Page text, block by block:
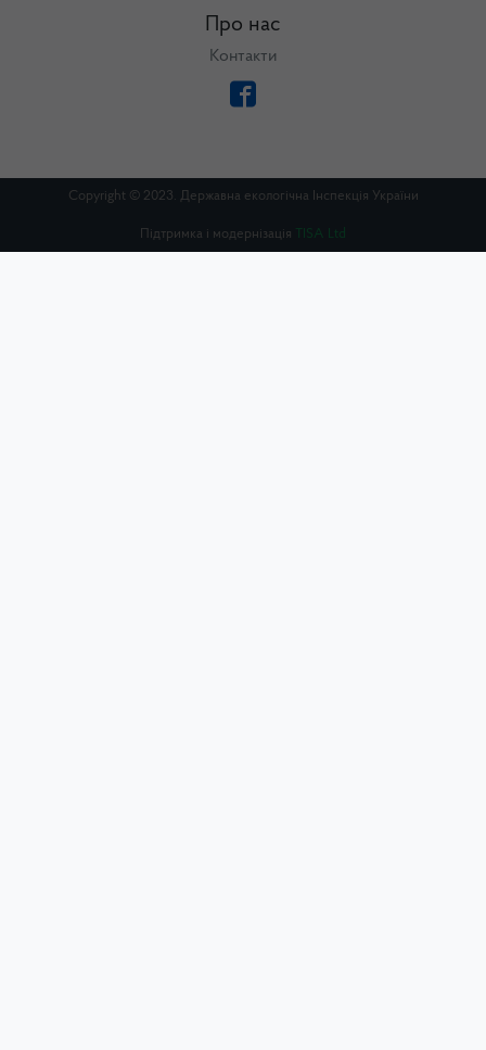
Про нас
Контакти
Copyright © 2023. Державна екологічна Інспекція України
Підтримка і модернізація TISA Ltd